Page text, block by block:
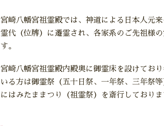
宮崎八幡宮祖霊殿では、神道による日本人元
霊代（位牌）に遷霊され、各家系のご先祖様
す。
宮崎八幡宮祖霊殿内殿奥に御霊床を設けてお
いる方は御霊祭（五十日祭、一年祭、三年祭
にはみたままつり（祖霊祭）を斎行しておりま